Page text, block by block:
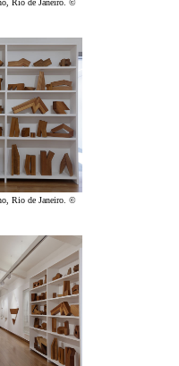
Rio de Janeiro. ©
Rio de Janeiro. ©